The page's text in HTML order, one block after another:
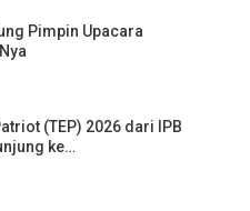
Pimpin Upacara
(TEP) 2026 dari IPB
ke…